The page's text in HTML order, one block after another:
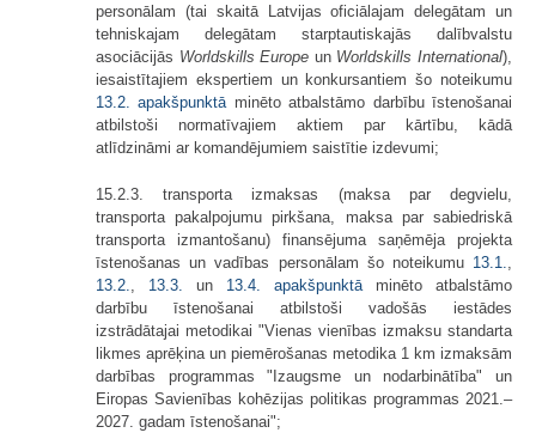
personālam (tai skaitā Latvijas oficiālajam delegātam un
tehniskajam delegātam starptautiskajās dalībvalstu
asociācijās Worldskills Europe un Worldskills International),
iesaistītajiem ekspertiem un konkursantiem šo noteikumu
13.2. apakšpunktā minēto atbalstāmo darbību īstenošanai
atbilstoši normatīvajiem aktiem par kārtību, kādā
atlīdzināmi ar komandējumiem saistītie izdevumi;
15.2.3. transporta izmaksas (maksa par degvielu,
transporta pakalpojumu pirkšana, maksa par sabiedriskā
transporta izmantošanu) finansējuma saņēmēja projekta
īstenošanas un vadības personālam šo noteikumu 13.1.
13.2.
13.3. un 13.4. apakšpunktā minēto atbalstāmo
darbību īstenošanai atbilstoši vadošās iestādes
izstrādātajai metodikai "Vienas vienības izmaksu standarta
likmes aprēķina un piemērošanas metodika 1 km izmaksām
darbības programmas "Izaugsme un nodarbinātība" un
Eiropas Savienības kohēzijas politikas programmas 2021.–
2027. gadam īstenošanai";